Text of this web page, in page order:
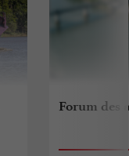
Forum des